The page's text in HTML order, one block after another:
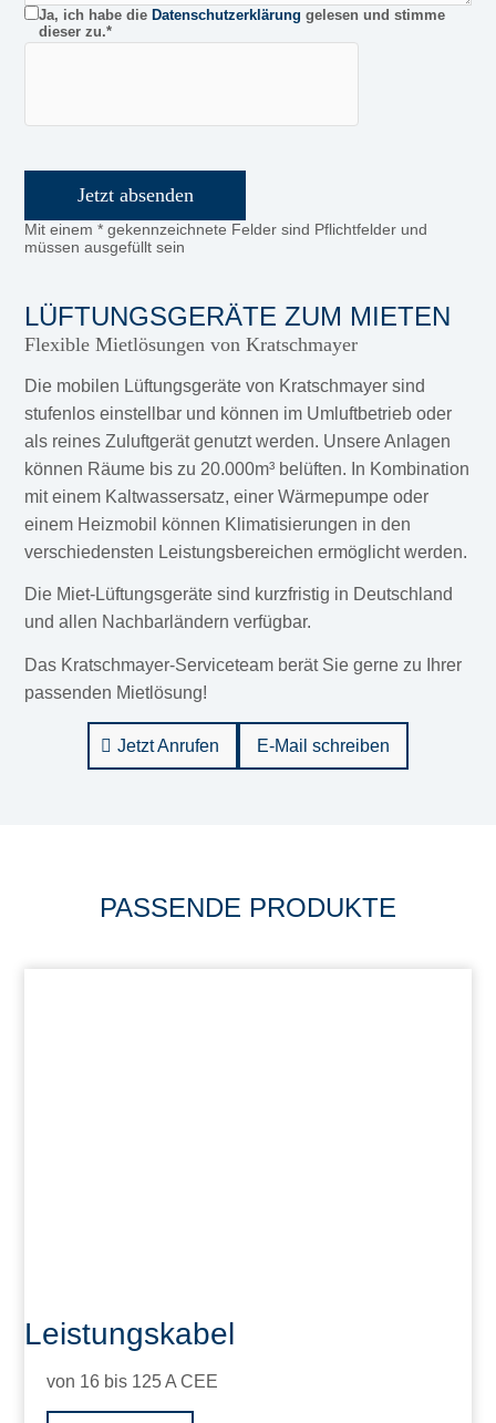
LÜFTUNGSGERÄTE ZUM MIETEN
Flexible Mietlösungen von Kratschmayer
Die mobilen Lüftungsgeräte von Kratschmayer sind
stufenlos einstellbar und können im Umluftbetrieb oder
als reines Zuluftgerät genutzt werden. Unsere Anlagen
können Räume bis zu 20.000m³ belüften. In Kombination
mit einem Kaltwassersatz, einer Wärmepumpe oder
einem Heizmobil können Klimatisierungen in den
verschiedensten Leistungsbereichen ermöglicht werden.
Die Miet-Lüftungsgeräte sind kurzfristig in Deutschland
und allen Nachbarländern verfügbar.
Das Kratschmayer-Serviceteam berät Sie gerne zu Ihrer
passenden Mietlösung!
Jetzt Anrufen E-Mail schreiben
Ja, ich habe die Datenschutzerklärung gelesen und stimme
dieser zu.*
leer.
Mit einem * gekennzeichnete Felder sind Pflichtfelder und
müssen ausgefüllt sein
PASSENDE PRODUKTE
Leistungskabel
von 16 bis 125 A CEE